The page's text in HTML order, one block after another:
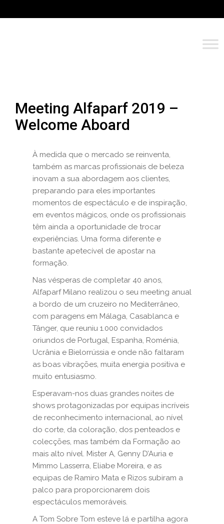
Meeting Alfaparf 2019 –
Welcome Aboard
À medida que o mercado se reinventa,
também as marcas profissionais de beleza
inovam a sua abordagem aos clientes,
preparando para eles importantes
momentos de espectáculo e de inspiração,
em eventos mágicos, onde os profissionais
têm ainda a oportunidade de trocar
experiências. Uma forma diferente e
bastante apetecível de apostar na
formação.
Nas vésperas de completar 40 anos,
Alfaparf Milano realizou o seu meeting anual
a bordo de um cruzeiro no Mediterrâneo,
com paragens em Málaga, Casablanca e
Tânger, que reuniu 1.000 convidados
oriundos de Portugal, Espanha, Roménia,
Ucrânia e Bielorrússia e onde não faltaram
as boas vibrações, muita energia positiva e
muito entusiasmo.
Esperavam-nos duas grandes noites de
shows protagonizadas por equipas incríveis
de reconhecimento internacional, ao nível
do corte, da coloração, dos penteados e
colecções, mas também da Formação ao
mais alto nível. Mister A, Genny D’Auria e
Mimmo Lasserra, Eliabe Moreira, e as
equipas de Ramiro Mata e Rizos subiram a
palco para proporcionarem dois
espectáculos memoráveis.
A Tom Sobre Tom esteve lá e partilha agora